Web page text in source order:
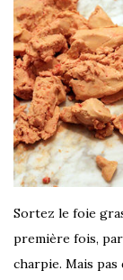
Sortez le foie
première fois,
charpie. Mais